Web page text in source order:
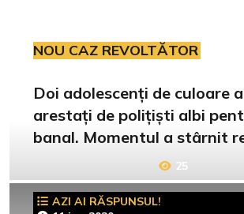
NOU CAZ REVOLTĂTOR
Doi adolescenți de culoare
arestați de polițiști albi
banal. Momentul a stârnit
25
AZI AI RĂSPUNSUL!